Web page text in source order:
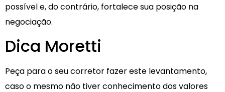
possível e, do contrário, fortalece sua posição na
negociação.
Dica Moretti
Peça para o seu corretor fazer este levantamento,
caso o mesmo não tiver conhecimento dos valores